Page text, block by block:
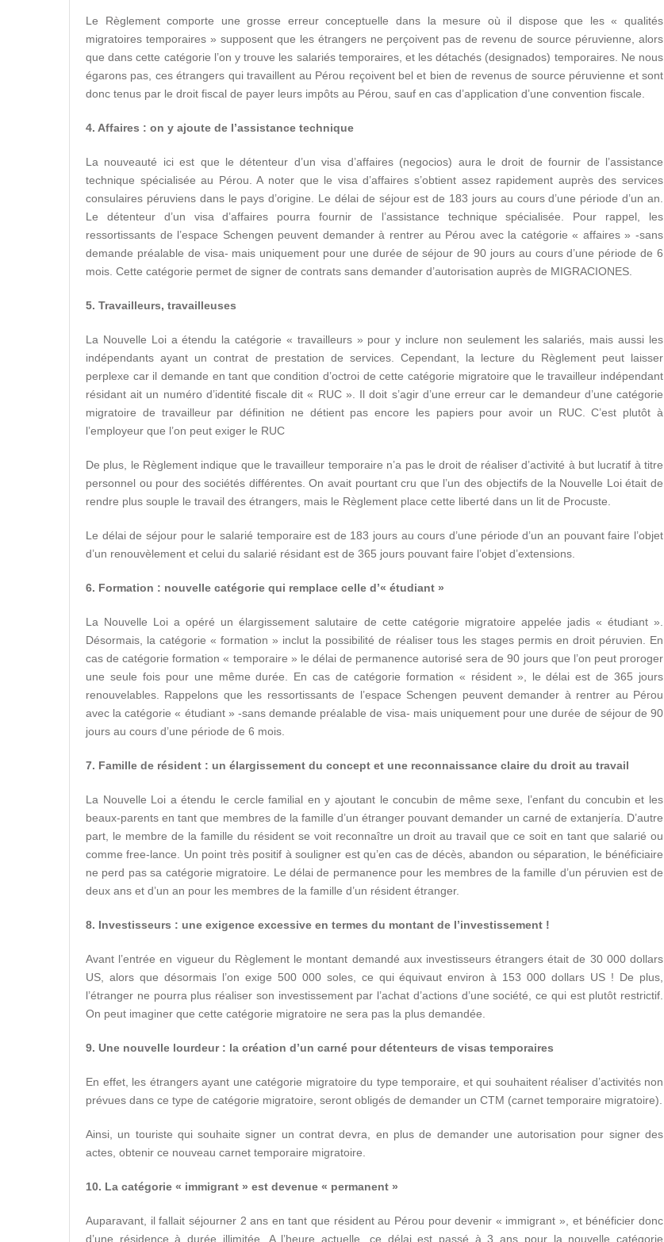
Le Règlement comporte une grosse erreur conceptuelle dans la mesure où il dispose que les « qualités
migratoires temporaires » supposent que les étrangers ne perçoivent pas de revenu de source péruvienne, alors
que dans cette catégorie l’on y trouve les salariés temporaires, et les détachés (designados) temporaires. Ne nous
égarons pas, ces étrangers qui travaillent au Pérou reçoivent bel et bien de revenus de source péruvienne et sont
donc tenus par le droit fiscal de payer leurs impôts au Pérou, sauf en cas d’application d’une convention fiscale.
4. Affaires : on y ajoute de l’assistance technique
La nouveauté ici est que le détenteur d’un visa d’affaires (negocios) aura le droit de fournir de l’assistance
technique spécialisée au Pérou. A noter que le visa d’affaires s’obtient assez rapidement auprès des services
consulaires péruviens dans le pays d’origine. Le délai de séjour est de 183 jours au cours d’une période d’un an.
Le détenteur d’un visa d’affaires pourra fournir de l’assistance technique spécialisée. Pour rappel, les
ressortissants de l’espace Schengen peuvent demander à rentrer au Pérou avec la catégorie « affaires » -sans
demande préalable de visa- mais uniquement pour une durée de séjour de 90 jours au cours d’une période de 6
mois. Cette catégorie permet de signer de contrats sans demander d’autorisation auprès de MIGRACIONES.
5. Travailleurs, travailleuses
La Nouvelle Loi a étendu la catégorie « travailleurs » pour y inclure non seulement les salariés, mais aussi les
indépendants ayant un contrat de prestation de services. Cependant, la lecture du Règlement peut laisser
perplexe car il demande en tant que condition d’octroi de cette catégorie migratoire que le travailleur indépendant
résidant ait un numéro d’identité fiscale dit « RUC ». Il doit s’agir d’une erreur car le demandeur d’une catégorie
migratoire de travailleur par définition ne détient pas encore les papiers pour avoir un RUC. C’est plutôt à
l’employeur que l’on peut exiger le RUC
De plus, le Règlement indique que le travailleur temporaire n’a pas le droit de réaliser d’activité à but lucratif à titre
personnel ou pour des sociétés différentes. On avait pourtant cru que l’un des objectifs de la Nouvelle Loi était de
rendre plus souple le travail des étrangers, mais le Règlement place cette liberté dans un lit de Procuste.
Le délai de séjour pour le salarié temporaire est de 183 jours au cours d’une période d’un an pouvant faire l’objet
d’un renouvèlement et celui du salarié résidant est de 365 jours pouvant faire l’objet d’extensions.
6. Formation : nouvelle catégorie qui remplace celle d’« étudiant »
La Nouvelle Loi a opéré un élargissement salutaire de cette catégorie migratoire appelée jadis « étudiant ».
Désormais, la catégorie « formation » inclut la possibilité de réaliser tous les stages permis en droit péruvien. En
cas de catégorie formation « temporaire » le délai de permanence autorisé sera de 90 jours que l’on peut proroger
une seule fois pour une même durée. En cas de catégorie formation « résident », le délai est de 365 jours
renouvelables. Rappelons que les ressortissants de l’espace Schengen peuvent demander à rentrer au Pérou
avec la catégorie « étudiant » -sans demande préalable de visa- mais uniquement pour une durée de séjour de 90
jours au cours d’une période de 6 mois.
7. Famille de résident : un élargissement du concept et une reconnaissance claire du droit au travail
La Nouvelle Loi a étendu le cercle familial en y ajoutant le concubin de même sexe, l’enfant du concubin et les
beaux-parents en tant que membres de la famille d’un étranger pouvant demander un carné de extanjería. D’autre
part, le membre de la famille du résident se voit reconnaître un droit au travail que ce soit en tant que salarié ou
comme free-lance. Un point très positif à souligner est qu’en cas de décès, abandon ou séparation, le bénéficiaire
ne perd pas sa catégorie migratoire. Le délai de permanence pour les membres de la famille d’un péruvien est de
deux ans et d’un an pour les membres de la famille d’un résident étranger.
8. Investisseurs : une exigence excessive en termes du montant de l’investissement !
Avant l’entrée en vigueur du Règlement le montant demandé aux investisseurs étrangers était de 30 000 dollars
US, alors que désormais l’on exige 500 000 soles, ce qui équivaut environ à 153 000 dollars US ! De plus,
l’étranger ne pourra plus réaliser son investissement par l’achat d’actions d’une société, ce qui est plutôt restrictif.
On peut imaginer que cette catégorie migratoire ne sera pas la plus demandée.
9. Une nouvelle lourdeur : la création d’un carné pour détenteurs de visas temporaires
En effet, les étrangers ayant une catégorie migratoire du type temporaire, et qui souhaitent réaliser d’activités non
prévues dans ce type de catégorie migratoire, seront obligés de demander un CTM (carnet temporaire migratoire).
Ainsi, un touriste qui souhaite signer un contrat devra, en plus de demander une autorisation pour signer des
actes, obtenir ce nouveau carnet temporaire migratoire.
10. La catégorie « immigrant » est devenue « permanent »
Auparavant, il fallait séjourner 2 ans en tant que résident au Pérou pour devenir « immigrant », et bénéficier donc
d’une résidence à durée illimitée. A l’heure actuelle, ce délai est passé à 3 ans pour la nouvelle catégorie